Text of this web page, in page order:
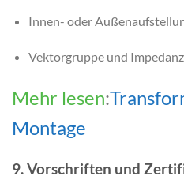
Innen- oder
Vektorgruppe und Impedanz
Mehr lesen:
Montage
9. Vorschriften und